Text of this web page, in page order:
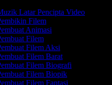
Latar Pencipta Video
Filem
Animasi
Filem
Filem Aksi
Filem Barat
Filem Biografi
Filem Biopik
Filem Fantasi